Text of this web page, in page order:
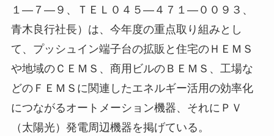
１―７―９、ＴＥＬ０４５―４７１―００９３、
青木良行社長）は、今年度の重点取り組みとし
て、プッシュイン端子台の拡販と住宅のＨＥＭＳ
や地域のＣＥＭＳ、商用ビルのＢＥＭＳ、工場な
どのＦＥＭＳに関連したエネルギー活用の効率化
につながるオートメーション機器、それにＰＶ
（太陽光）発電周辺機器を掲げている。